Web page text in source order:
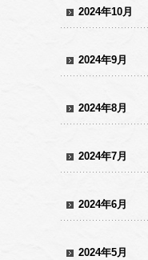
2024年10月
2024年9月
2024年8月
2024年7月
2024年6月
2024年5月